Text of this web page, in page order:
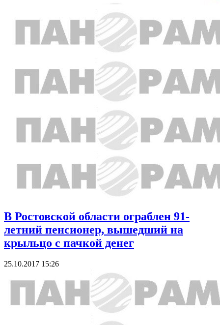
В Ростовской области ограблен 91-
летний пенсионер, вышедший на
крыльцо с пачкой денег
25.10.2017 15:26